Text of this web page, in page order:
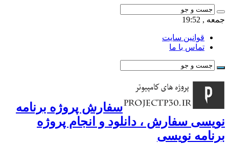
جمعه , 19:52
قوانین سایت
تماس با ما
سفارش پروژه برنامه
نویسی سفارش ، دانلود و انجام پروژه
برنامه نویسی